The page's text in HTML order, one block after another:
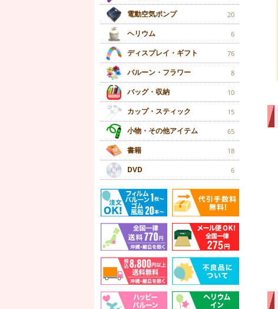
電動空気ポンプ 20
ヘリウム 6
ディスプレイ・ギフト 76
バルーン・フラワー 8
バッグ・収納 10
カップ・スティック 15
小物・その他アイテム 65
書籍 18
DVD 6